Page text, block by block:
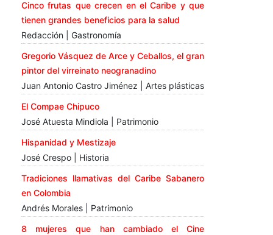
Cinco frutas que crecen en el Caribe y que
tienen grandes beneficios para la salud
Redacción | Gastronomía
Gregorio Vásquez de Arce y Ceballos, el gran
pintor del virreinato neogranadino
Juan Antonio Castro Jiménez | Artes plásticas
El Compae Chipuco
José Atuesta Mindiola | Patrimonio
Hispanidad y Mestizaje
José Crespo | Historia
Tradiciones llamativas del Caribe Sabanero
en Colombia
Andrés Morales | Patrimonio
8 mujeres que han cambiado el Cine